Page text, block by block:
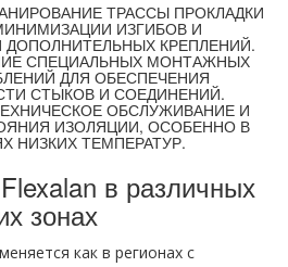
ТРАССЫ ПРОКЛАДКИ
ИЗГИБОВ И
КРЕПЛЕНИЙ.
СПЕЦИАЛЬНЫХ МОНТАЖНЫХ
ДЛЯ ОБЕСПЕЧЕНИЯ
СТЫКОВ И СОЕДИНЕНИЙ.
ОБСЛУЖИВАНИЕ И
ИЗОЛЯЦИИ, ОСОБЕННО В
НИЗКИХ ТЕМПЕРАТУР.
в различных
зонах
как в регионах с